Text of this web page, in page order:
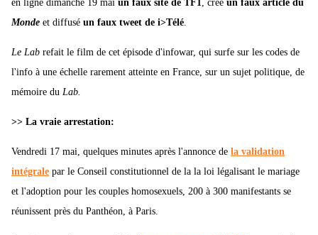
en ligne dimanche 19 mai un faux site de TF1, créé un faux article du
Monde et diffusé un faux tweet de i>Télé.
Le Lab refait le film de cet épisode d'infowar, qui surfe sur les codes de
l'info à une échelle rarement atteinte en France, sur un sujet politique, de
mémoire du Lab.
>> La vraie arrestation:
Vendredi 17 mai, quelques minutes après l'annonce de la validation
intégrale par le Conseil constitutionnel de la la loi légalisant le mariage
et l'adoption pour les couples homosexuels, 200 à 300 manifestants se
réunissent près du Panthéon, à Paris.